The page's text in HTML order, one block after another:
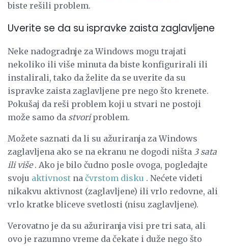
biste rešili problem.
Uverite se da su ispravke zaista zaglavljene
Neke nadogradnje za Windows mogu trajati
nekoliko ili više minuta da biste konfigurirali ili
instalirali, tako da želite da se uverite da su
ispravke zaista zaglavljene pre nego što krenete.
Pokušaj da reši problem koji u stvari ne postoji
može samo da stvoriproblem.
Možete saznati da li su ažuriranja za Windows
zaglavljena ako se na ekranu ne dogodi ništa 3 sata
ili više. Ako je bilo čudno posle ovoga, pogledajte
svoju aktivnost na čvrstom disku . Nećete videti
nikakvu aktivnost (zaglavljene) ili vrlo redovne, ali
vrlo kratke bliceve svetlosti (nisu zaglavljene).
Verovatno je da su ažuriranja visi pre tri sata, ali
ovo je razumno vreme da čekate i duže nego što